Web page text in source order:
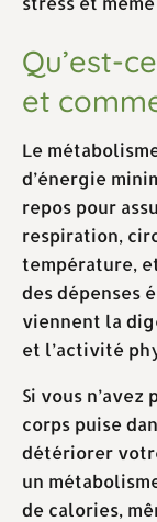
Qu’est-
et
Le
d’énergie
repos pour
respiration,
température,
des dépenses
viennent la
et l’activité
Si vous
corps puise
détériorer
un
de calories,